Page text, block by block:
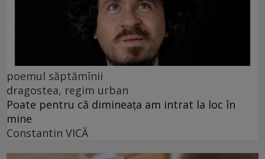
poemul săptămînii
dragostea, regim urban
Poate pentru că dimineața am intrat la loc în
mine
Constantin VICĂ